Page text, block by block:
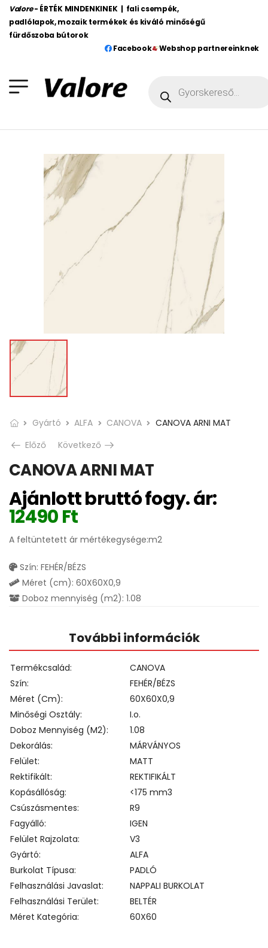
Valore - ÉRTÉK MINDENKINEK | fali csempék,
padlólapok, mozaik termékek és kiváló minőségű
fürdőszoba bútorok
Facebook
Webshop partnereinknek
Gyártó ALFA CANOVA
CANOVA ARNI MAT
Előző
Következő
CANOVA ARNI MAT
Ajánlott bruttó fogy. ár:
12490Ft
A feltüntetett ár mértékegysége:m2
Szín: FEHÉR/BÉZS
Méret (cm): 60X60X0,9
Doboz mennyiség (m2): 1.08
További információk
Termékcsalád
CANOVA
Szín
FEHÉR/BÉZS
Méret (cm)
60X60X0,9
Minőségi Osztály
I.o.
Doboz Mennyiség (m2)
1.08
Dekorálás
MÁRVÁNYOS
Felület
MATT
Rektifikált
REKTIFIKÁLT
Kopásállóság
<175 mm3
Csúszásmentes
R9
Fagyálló
IGEN
Felület Rajzolata
V3
Gyártó
ALFA
Burkolat Típusa
PADLÓ
Felhasználási Javaslat
NAPPALI BURKOLAT
Felhasználási Terület
BELTÉR
Méret Kategória
60X60